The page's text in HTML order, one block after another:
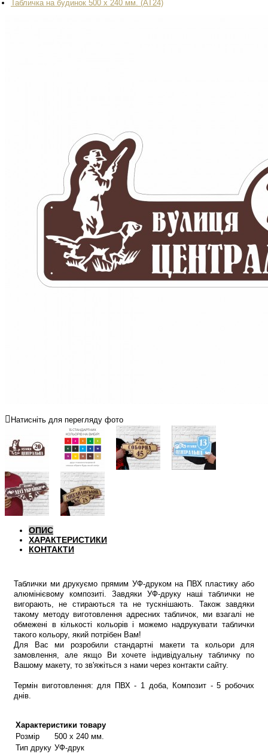
Табличка на будинок 500 х 240 мм. (AT24)
Натисніть для перегляду фото
ОПИС
ХАРАКТЕРИСТИКИ
КОНТАКТИ
Таблички ми друкуємо прямим УФ-друком на ПВХ пластику або
алюмінієвому композиті. Завдяки УФ-друку наші таблички не
вигорають, не стираються та не тускнішають. Також завдяки
такому методу виготовлення адресних табличок, ми взагалі не
обмежені в кількості кольорів і можемо надрукувати таблички
такого кольору, який потрібен Вам!
Для Вас ми розробили стандартні макети та кольори для
замовлення, але якщо Ви хочете індивідуальну табличку по
Вашому макету, то зв'яжіться з нами через контакти сайту.
Термін виготовлення: для ПВХ - 1 доба, Композит - 5 робочих
днів.
Характеристики товару
Розмір
500 х 240 мм.
Тип друку УФ-друк